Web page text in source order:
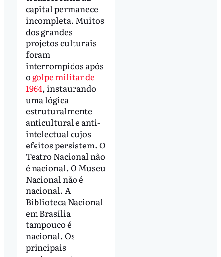
capital permanece
incompleta. Muitos
dos grandes
projetos culturais
foram
interrompidos após
ogolpe militar de
1964, instaurando
uma lógica
estruturalmente
anticultural e anti-
intelectual cujos
efeitos persistem. O
Teatro Nacional não
é nacional. O Museu
Nacional não é
nacional. A
Biblioteca Nacional
em Brasília
tampouco é
nacional. Os
principais